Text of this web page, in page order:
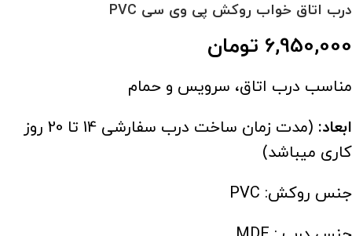
درب اتاق خواب روکش پی وی سی PVC
6,950,000 تومان
مناسب درب اتاق، سرویس و حمام
ابعاد:
(مدت زمان ساخت درب سفارشی 14 تا 20 روز
کاری میباشد)
جنس روکش: PVC